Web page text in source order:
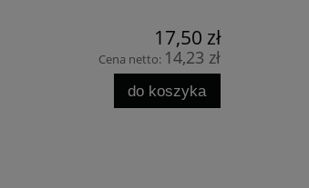
17,50 zł
Cena netto: 14,23 zł
do koszyka